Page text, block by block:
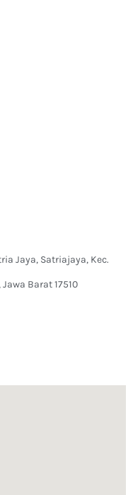
Jaya, Satriajaya, Kec.
Barat 17510